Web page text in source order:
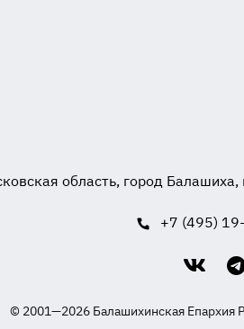
область, город
+7 (495)
© 2001—2026 Балашихинская Епархия